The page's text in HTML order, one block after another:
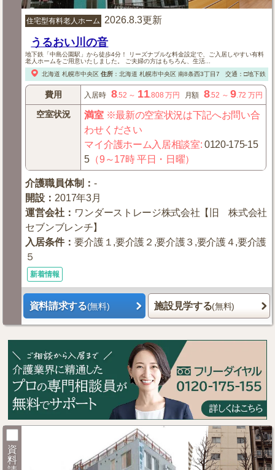
住宅型有料老人ホーム 2026.8.3更新
うるおい川の音
地下鉄「中島公園駅」から徒歩4分！ リーズナブルな料金設定で、ご入居しやすい有料
老人ホームをご用意いたしました。 ご夫婦の方はもちろん、生活...
北海道 札幌市中央区 住所： 北海道 札幌市中央区南8条西3丁目7 交通：□地下鉄「
費用 入居時 8.52 ～ 11.808 万円 月額 8.52 ～9.72 万円
空室状況 満室※最新の空室状況は下記へお問い合
わせください
マイ介護ホーム入居相談室:0120-175-15
5 （9～17時 平日・日曜）
介護職員体制 ：-
開設 ： 2017年3月
運営会社 ： ワンダーストレージ株式会社【旧 株式会社
セブンブレンチ】
入居条件：要介護１,要介護２,要介護３,要介護４,要介護
５
新着情報
資料請求する(無料) 施設見学する(無料)
資
料